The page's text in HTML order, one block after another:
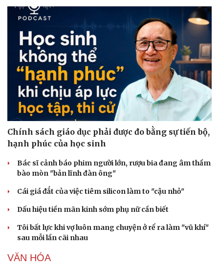
Sức khỏe
Dinh dưỡng - món ngon
Cây thuốc
Sản phụ khoa
Nhi khoa
Nam khoa
Làm đẹp - giảm cân
Phòng mạch online
Ăn sạch sống khỏe
Đời sống
Nhà đẹp
Blog
Tình yêu - Gia đình
Chính sách giáo dục phải được đo bằng sự tiến bộ,
hạnh phúc của học sinh
Bác sĩ cảnh báo phim người lớn, rượu bia đang âm thầm
bào mòn "bản lĩnh đàn ông"
Cái giá đắt của việc tiêm silicon làm to "cậu nhỏ"
Dấu hiệu tiền mãn kinh sớm phụ nữ cần biết
Tôi bất lực khi vợ luôn mang chuyện ở rể ra làm "vũ khí"
sau mỗi lần cãi nhau
VĂN HÓA